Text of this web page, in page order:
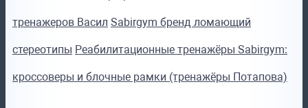
тренажеров Васил Sabirgym бренд ломающий
стереотипы Реабилитационные тренажёры Sabirgym:
кроссоверы и блочные рамки (тренажёры Потапова)